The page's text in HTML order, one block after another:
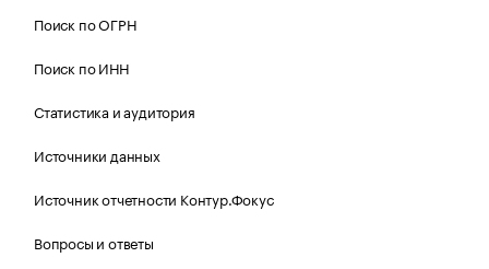
Поиск по ОГРН
Поиск по ИНН
Статистика и аудитория
Источники данных
Источник отчетности Контур.Фокус
Вопросы и ответы